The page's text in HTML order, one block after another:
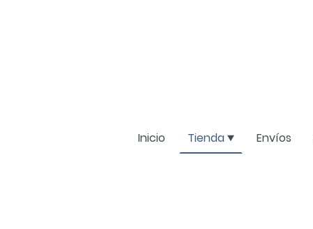
Inicio Tienda Envíos